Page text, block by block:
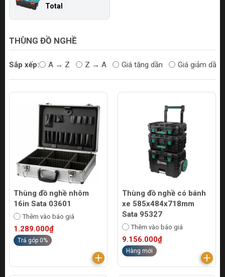
Total
THÙNG ĐỒ NGHỀ
Sắp xếp: A → Z Z → A Giá tăng dần Giá giảm dần
Thùng đồ nghề nhôm
16in Sata 03601
Thêm vào báo giá
1.289.000₫
Trả góp 0%
Thùng đồ nghề có bánh
xe 585x484x718mm
Sata 95327
Thêm vào báo giá
9.156.000₫
Hàng mới